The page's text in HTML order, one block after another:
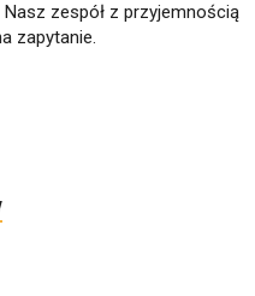
zespół z przyjemnością
zapytanie.